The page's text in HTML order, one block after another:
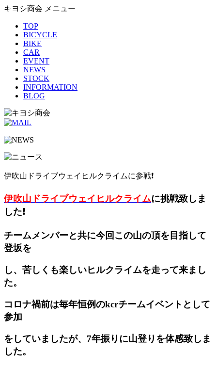
キヨシ商会 メニュー
TOP
BICYCLE
BIKE
CAR
EVENT
NEWS
STOCK
INFORMATION
BLOG
伊吹山ドライブウェイヒルクライムに参戦❗️
伊吹山ドライブウェイヒルクライムに挑戦致しま
した❗️
チームメンバーと共に今回この山の頂を目指して
登坂を
し、苦しくも楽しいヒルクライムを走って来まし
た。
コロナ禍前は毎年恒例のkcrチームイベントとして
参加
をしていましたが、7年振りに山登りを体感致しま
した。